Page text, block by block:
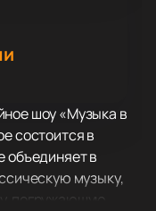
шоу «Музыка в
состоится в
объединяет в
музыку,
погружающую